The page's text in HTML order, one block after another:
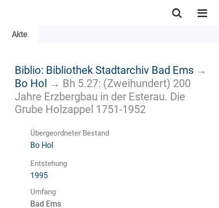
Akte
Biblio: Bibliothek Stadtarchiv Bad Ems →
Bo Hol → Bh 5.27: (Zweihundert) 200
Jahre Erzbergbau in der Esterau. Die
Grube Holzappel 1751-1952
Übergeordneter Bestand
Bo Hol
Entstehung
1995
Umfang
Bad Ems